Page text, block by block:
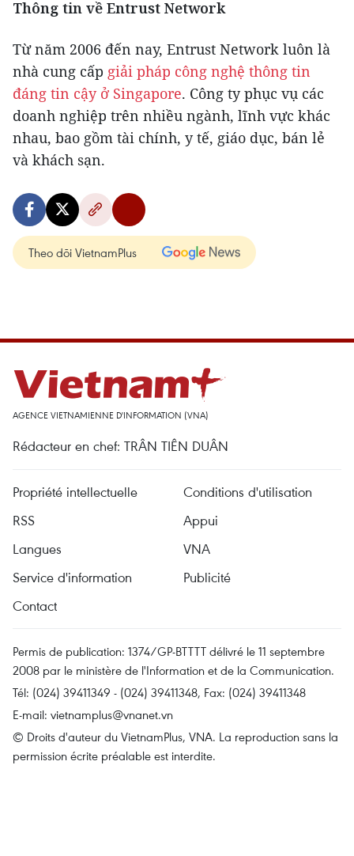
Thông tin về Entrust Network
Từ năm 2006 đến nay, Entrust Network luôn là
nhà cung cấp giải pháp công nghệ thông tin
đáng tin cậy ở Singapore. Công ty phục vụ các
doanh nghiệp trên nhiều ngành, lĩnh vực khác
nhau, bao gồm tài chính, y tế, giáo dục, bán lẻ
và khách sạn.
Theo dõi VietnamPlus
AGENCE VIETNAMIENNE D'INFORMATION (VNA)
Rédacteur en chef: TRÂN TIÊN DUÂN
Propriété intellectuelle
Conditions d'utilisation
RSS
Appui
Langues
VNA
Service d'information
Publicité
Contact
Permis de publication: 1374/GP-BTTTT délivré le 11 septembre
2008 par le ministère de l'Information et de la Communication.
Tél: (024) 39411349 - (024) 39411348, Fax: (024) 39411348
E-mail: vietnamplus@vnanet.vn
© Droits d'auteur du VietnamPlus, VNA. La reproduction sans la
permission écrite préalable est interdite.